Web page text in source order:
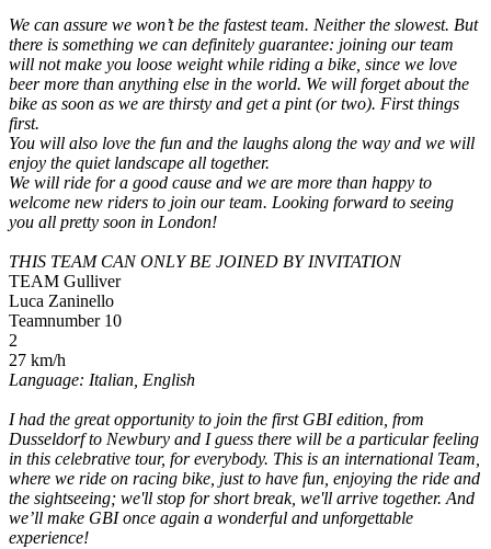
We can assure we won’t be the fastest team. Neither the slowest. But
there is something we can definitely guarantee: joining our team
will not make you loose weight while riding a bike, since we love
beer more than anything else in the world. We will forget about the
bike as soon as we are thirsty and get a pint (or two). First things
first.
You will also love the fun and the laughs along the way and we will
enjoy the quiet landscape all together.
We will ride for a good cause and we are more than happy to
welcome new riders to join our team. Looking forward to seeing
you all pretty soon in London!
THIS TEAM CAN ONLY BE JOINED BY INVITATION
TEAM Gulliver
Luca Zaninello
Teamnumber 10
2
27 km/h
Language: Italian, English
I had the great opportunity to join the first GBI edition, from
Dusseldorf to Newbury and I guess there will be a particular feeling
in this celebrative tour, for everybody. This is an international Team,
where we ride on racing bike, just to have fun, enjoying the ride and
the sightseeing; we'll stop for short break, we'll arrive together. And
we’ll make GBI once again a wonderful and unforgettable
experience!